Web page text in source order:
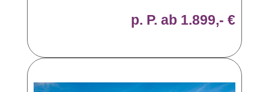
p. P. ab 1.899,- €